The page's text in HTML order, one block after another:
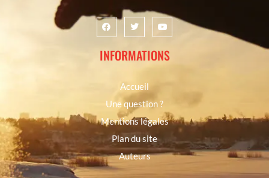
INFORMATIONS
Accueil
Une question ?
Mentions légales
Plan du site
Auteurs